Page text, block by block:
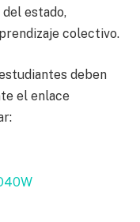
estado,
colectivo.
deben
el enlace